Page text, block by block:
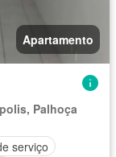
Apartamento
Palhoça
serviço